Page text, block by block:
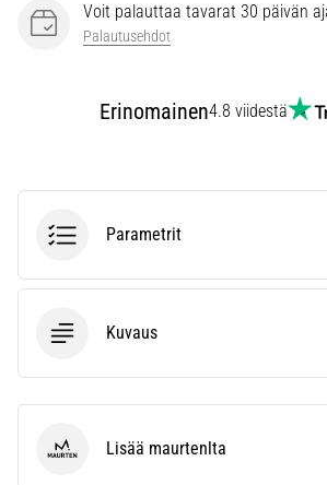
kenkiin
Voit palauttaa tavarat 30 päivän
Palautusehdot
Erinomainen4.8 viidestä
Parametrit
Kuvaus
maurtenLisää maurtenlta